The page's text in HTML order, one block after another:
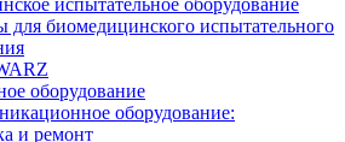
испытательное оборудование
для биомедицинского испытательного
оборудование
оборудование:
и ремонт